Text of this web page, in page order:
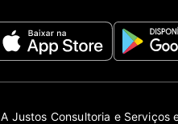
A Justos Consultoria e Serviços